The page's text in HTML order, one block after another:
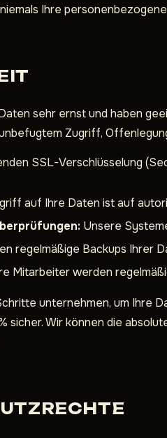
Ihre
sehr ernst und haben
Zugriff,
SSL-Verschlüsselung
auf Ihre Daten ist auf
Unsere
regelmäßige Backups Ihrer
Mitarbeiter werden
unternehmen, um Ihre
sicher. Wir können die